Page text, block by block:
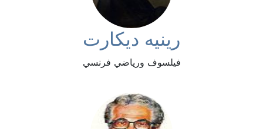
رينيه ديكارت
فيلسوف ورياضي فرنسي